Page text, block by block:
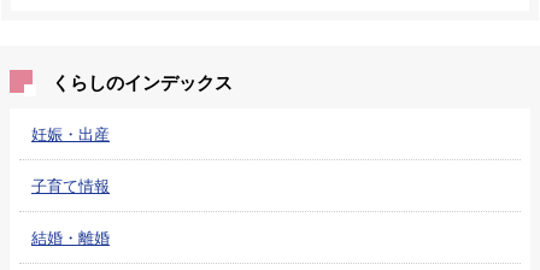
くらしのインデックス
妊娠・出産
子育て情報
結婚・離婚